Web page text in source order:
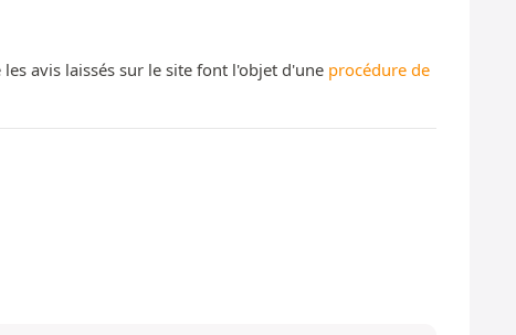
avis laissés sur le site font l'objet d'une procédure de